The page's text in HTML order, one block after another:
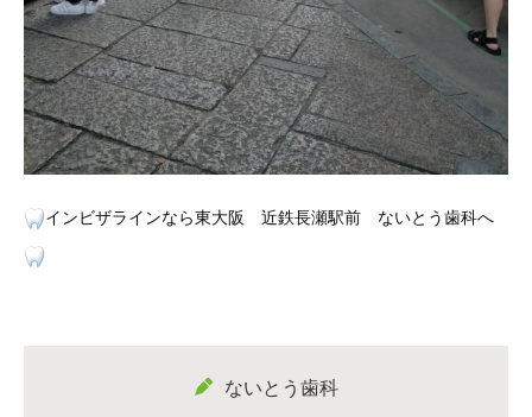
インビザラインなら東大阪 近鉄長瀬駅前 ないとう歯科へ
ないとう歯科